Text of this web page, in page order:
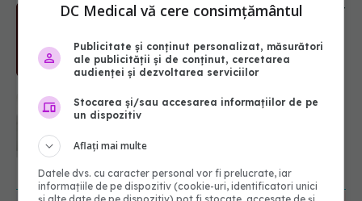
Transpirații nocturne: semnul ignorat
care poate ascunde probleme
serioase de sănătate
08.08.2026, 20:00
Cum folosești uleiul esențial de
URMĂREȘTE-NE ȘI PE:
DC Medical vă cere consimțământul
Publicitate și conținut personalizat, măsurători
ale publicității și de conținut, cercetarea
audienței și dezvoltarea serviciilor
Stocarea și/sau accesarea informațiilor de pe
un dispozitiv
Aflați mai multe
Datele dvs. cu caracter personal vor fi prelucrate, iar
informațiile de pe dispozitiv (cookie-uri, identificatori unici